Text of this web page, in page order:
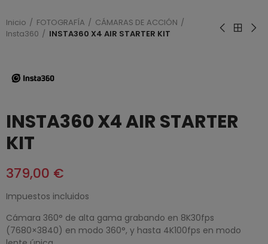
Inicio FOTOGRAFÍA
CÁMARAS DE ACCIÓN
Insta360
INSTA360 X4 AIR STARTER KIT
INSTA360 X4 AIR STARTER
KIT
379,00 €
Impuestos incluidos
Cámara 360° de alta gama grabando en 8K30fps
(7680×3840) en modo 360°, y hasta 4K100fps en modo